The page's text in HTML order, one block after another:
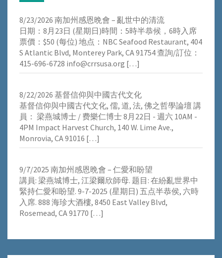
8/23/2026 南加州感恩晩會 – 亂世中的清流
⽇期：8⽉23⽇ (星期⽇)時間：5時半恭候，6時⼊席
票價：$50 (每位) 地点：NBC Seafood Restaurant, 404
S Atlantic Blvd, Monterey Park, CA 91754 查詢/訂位：
415-696-6728 info@crrsusa.org […]
8/22/2026 基督信仰與中國古代文化
基督信仰與中國古代文化, 儒, 道, 法, 佛之哲學論壇 講
員： 梁燕城博士 / 费樂仁博士 8月22日 - 週六 10AM -
4PM Impact Harvest Church, 140 W. Lime Ave.,
Monrovia, CA 91016 […]
9/7/2025 南加州感恩晩會 – 仁愛和盼望
講員: 梁燕城博士, 江梁爾欣師母. 题目: 在紛亂世界中
緊持仁愛和盼望. 9-7-2025 (星期日) 五点半恭侯, 六時
入席. 888 海珍大酒樓, 8450 East Valley Blvd,
Rosemead, CA 91770 […]